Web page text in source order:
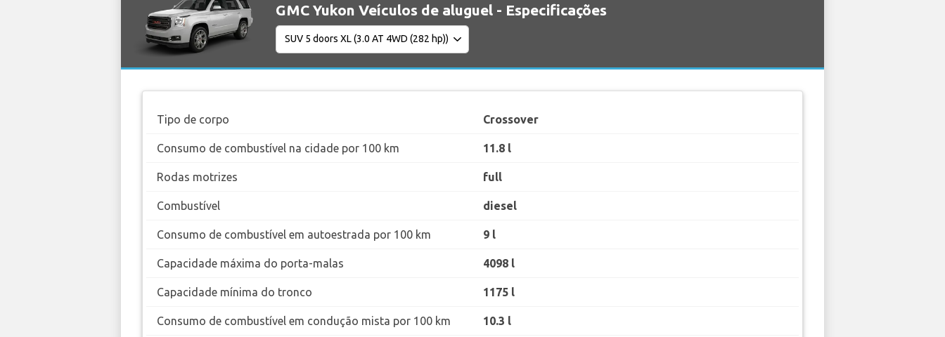
GMC Yukon Veículos de aluguel - Especificações
Tipo de corpo Crossover
Consumo de combustível na cidade por 100 km 11.8 l
Rodas motrizes full
Combustível diesel
Consumo de combustível em autoestrada por 100 km 9 l
Capacidade máxima do porta-malas 4098 l
Capacidade mínima do tronco 1175 l
Consumo de combustível em condução mista por 100 km 10.3 l